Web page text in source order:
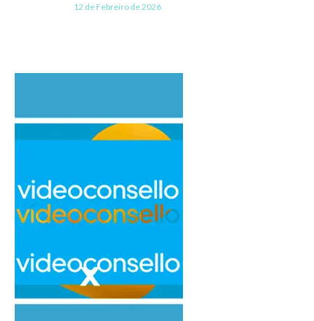
12 de Febreiro de 2026